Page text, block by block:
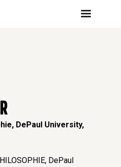
DePaul University,
DePaul